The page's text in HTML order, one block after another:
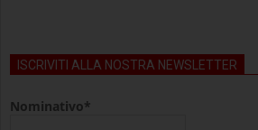
ISCRIVITI ALLA NOSTRA NEWSLETTER
Nominativo*